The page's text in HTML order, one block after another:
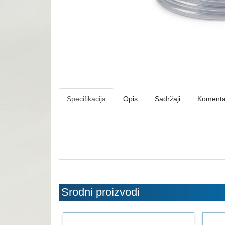
Specifikacija Opis Sadržaji
Srodni proizvodi